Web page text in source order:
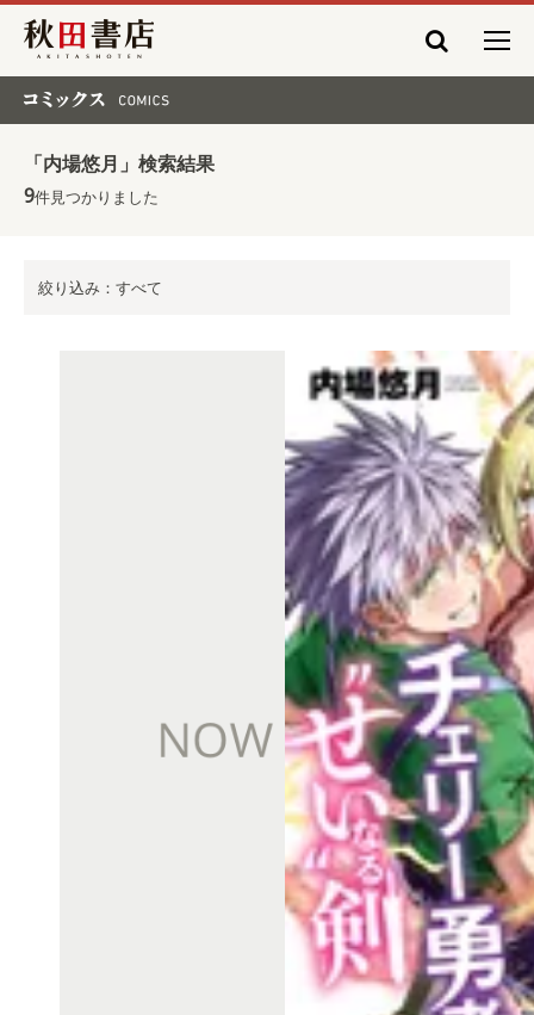
秋田書店
「内場悠月」検索結果
9件見つかりました
絞り込み：すべて